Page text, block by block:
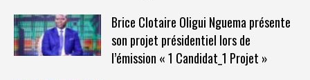
Brice Clotaire Oligui Nguema présente
son projet présidentiel lors de
l’émission « 1 Candidat_1 Projet »